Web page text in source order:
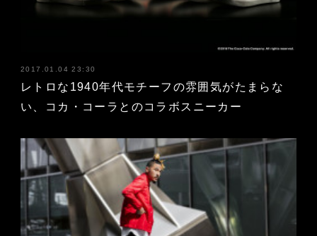
2017.01.04 23:30
レトロな1940年代モチーフの雰囲気がたまらな
い、コカ・コーラとのコラボスニーカー